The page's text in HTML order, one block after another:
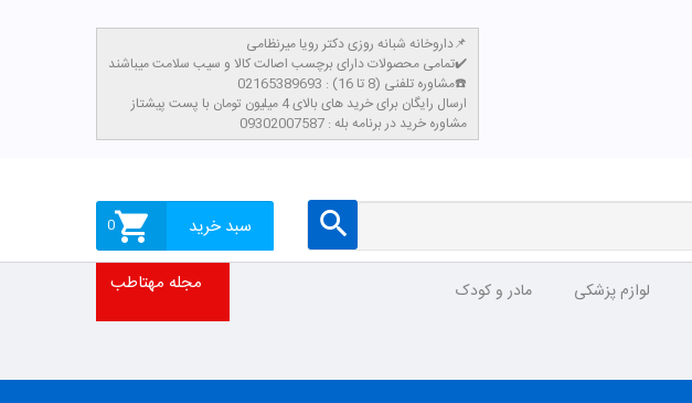
داروخانه شبانه روزی دکتر رویا میرنظامی📌
تمامی محصولات دارای برچسب اصالت کالا و سیب سلامت میباشند✔️
مشاوره تلفنی (8 تا 16) : 02165389693☎️
​ارسال رایگان برای خرید های بالای 4 میلیون تومان با پست پیشتاز
مشاوره خرید در برنامه بله : 09302007587
سبد خرید 0
لوازم پزشکی مادر و کودک مجله مهتاطب